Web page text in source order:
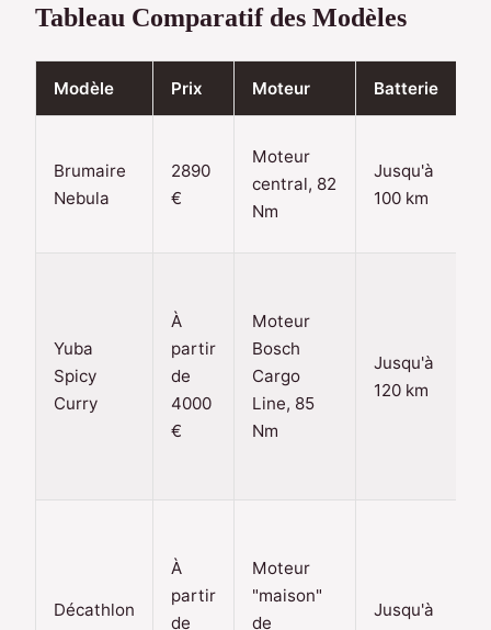
Tableau Comparatif des Modèles
Modèle Prix Moteur Batterie
Brumaire
Nebula
2890
€
Moteur
central, 82
Nm
Jusqu'à
100 km
Yuba
Spicy
Curry
À
partir
de
4000
€
Moteur
Bosch
Cargo
Line, 85
Nm
Jusqu'à
120 km
Décathlon
À
partir
de
Moteur
"maison"
de
Jusqu'à